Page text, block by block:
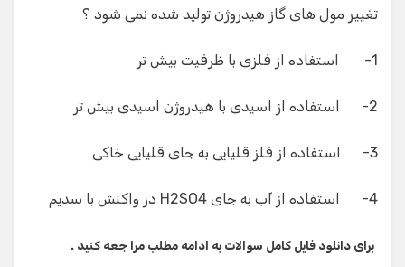
تغییر مول های گاز هیدروژن تولید شده نمی شود ؟
1- استفاده از فلزی با ظرفیت بیش تر
2- استفاده از اسیدی با هیدروژن اسیدی بیش تر
3- استفاده از فلز قلیایی به جای قلیایی خاکی
4- استفاده از آب به جای H2SO4 در واکنش با سدیم
برای دانلود فایل کامل سوالات به ادامه مطلب مرا جعه کنید .